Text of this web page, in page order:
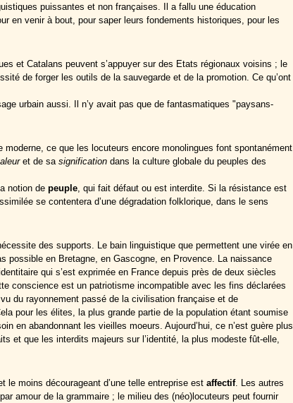
puissantes et non françaises. Il a fallu une éducation
en venir à bout, pour saper leurs fondements historiques, pour les
et Catalans peuvent s’appuyer sur des Etats régionaux voisins ; le
de forger les outils de la sauvegarde et de la promotion. Ce qu’ont
urbain aussi. Il n’y avait pas que de fantasmatiques "paysans-
moderne, ce que les locuteurs encore monolingues font spontanément
et de sasignification dans la culture globale du peuples des
notion depeuple , qui fait défaut ou est interdite. Si la résistance est
se contentera d’une dégradation folklorique, dans le sens
des supports. Le bain linguistique que permettent une virée en
possible en Bretagne, en Gascogne, en Provence. La naissance
qui s’est exprimée en France depuis près de deux siècles
conscience est un patriotisme incompatible avec les fins déclarées
du rayonnement passé de la civilisation française et de
pour les élites, la plus grande partie de la population étant soumise
en abandonnant les vieilles moeurs. Aujourd’hui, ce n’est guère plus
et que les interdits majeurs sur l’identité, la plus modeste fût-elle,
le moins décourageant d’une telle entreprise estaffectif. Les autres
amour de la grammaire ; le milieu des (néo)locuteurs peut fournir